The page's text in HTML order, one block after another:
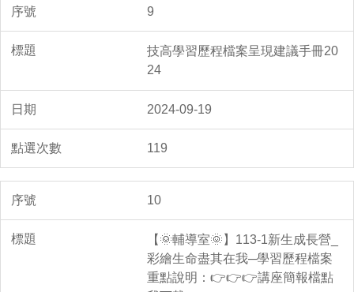
9
技高學習歷程檔案呈現建議手冊20
24
2024-09-19
119
10
【🌞輔導室🌞】113-1新生成長營_
彩繪生命盡其在我─學習歷程檔案
重點說明：👉👉👉講座簡報檔點